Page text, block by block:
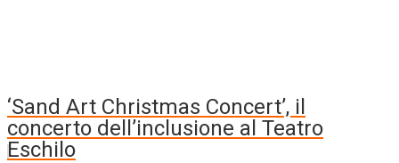
‘Sand Art Christmas Concert’, il
concerto dell’inclusione al Teatro
Eschilo